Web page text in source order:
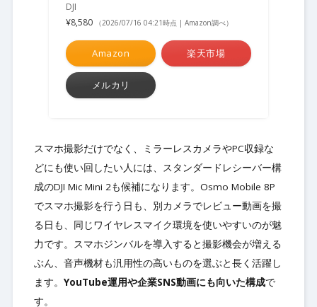
DJI
¥8,580
（2026/07/16 04:21時点 | Amazon調べ）
Amazon 楽天市場
メルカリ
スマホ撮影だけでなく、ミラーレスカメラやPC収録な
どにも使い回したい人には、スタンダードレシーバー構
成のDJI Mic Mini 2も候補になります。Osmo Mobile 8P
でスマホ撮影を行う日も、別カメラでレビュー動画を撮
る日も、同じワイヤレスマイク環境を使いやすいのが魅
力です。スマホジンバルを導入すると撮影機会が増える
ぶん、音声機材も汎用性の高いものを選ぶと長く活躍し
ます。 YouTube運用や企業SNS動画にも向いた構成で
す。